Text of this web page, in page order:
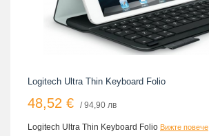
Logitech Ultra Thin Keyboard Folio
48,52 € / 94,90 лв
Logitech Ultra Thin Keyboard Folio Вижте повече